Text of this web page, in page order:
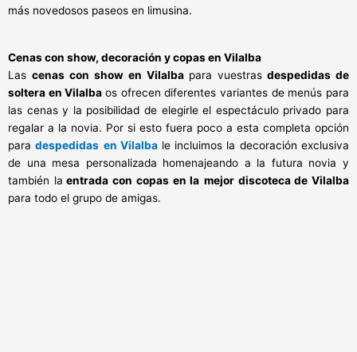
más novedosos paseos en limusina.
Cenas con show, decoración y copas en Vilalba
Las cenas con show en Vilalba para vuestras despedidas de
soltera en Vilalba os ofrecen diferentes variantes de menús para
las cenas y la posibilidad de elegirle el espectáculo privado para
regalar a la novia. Por si esto fuera poco a esta completa opción
paradespedidas en Vilalba le incluimos la decoración exclusiva
de una mesa personalizada homenajeando a la futura novia y
también la entrada con copas en la mejor discoteca de Vilalba
para todo el grupo de amigas.